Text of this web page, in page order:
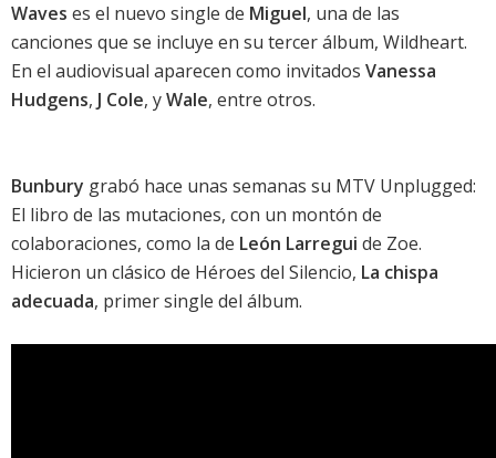
Waves es el nuevo single de Miguel, una de las
canciones que se incluye en su tercer álbum, Wildheart.
En el audiovisual aparecen como invitados Vanessa
Hudgens, J Cole, yWale, entre otros.
Bunbury grabó hace unas semanas su MTV Unplugged:
El libro de las mutaciones, con un montón de
colaboraciones, como la de León Larregui de Zoe.
Hicieron un clásico de Héroes del Silencio, La chispa
adecuada, primer single del álbum.